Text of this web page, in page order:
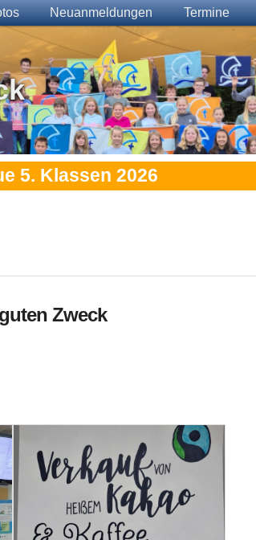
Neuanmeldungen Termine
5. Klassen 2026
Zweck